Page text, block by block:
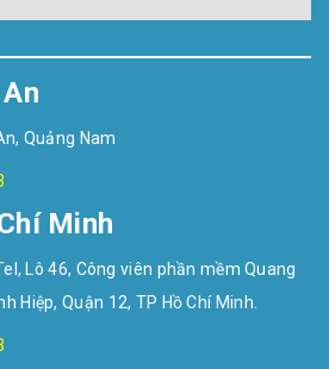
Quảng Nam
Minh
Lô 46, Công viên phần mềm Quang
Hiệp, Quận 12, TP Hồ Chí Minh.